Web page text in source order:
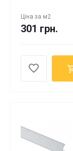
Ціна за м2
301 грн.